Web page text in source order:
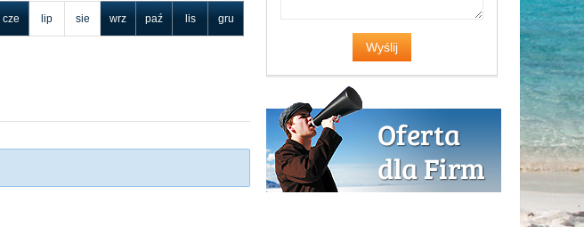
cze lip sie wrz paź lis gru